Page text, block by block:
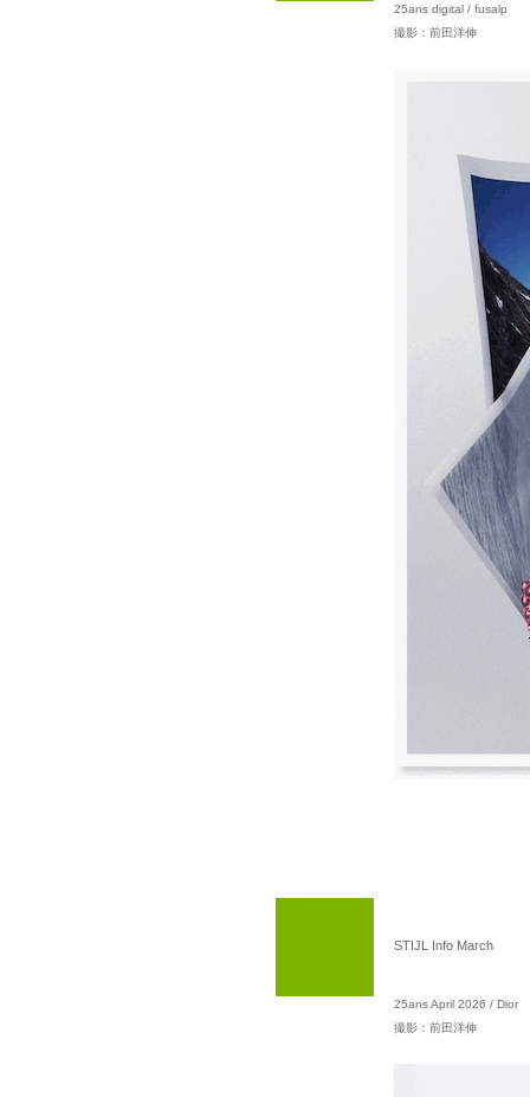
25ans digital / fusalp
撮影：前田洋伸
STIJL Info March
25ans April 2026 / Dior
撮影：前田洋伸